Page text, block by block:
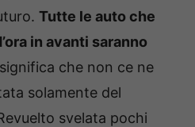
Tutte le auto che
in avanti saranno
che non ce ne
solamente del
svelata pochi